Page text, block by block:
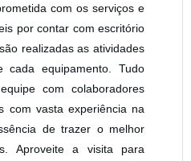
com os serviços e
por contar com escritório
realizadas as atividades
cada equipamento. Tudo
com colaboradores
com vasta experiência na
de trazer o melhor
Aproveite a visita para